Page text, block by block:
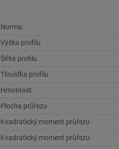
Norma:
Výška profilu
Šířka profilu
Tloušťka profilu
Hmotnost
Plocha průřezu
Kvadratický moment průřezu
Kvadratický moment průřezu